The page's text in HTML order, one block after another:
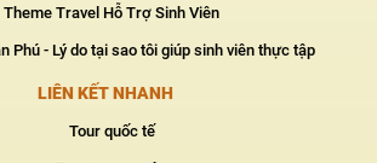
Theme Travel Hỗ Trợ Sinh Viên
Phú - Lý do tại sao tôi giúp sinh viên thực tập
LIÊN KẾT NHANH
Tour quốc tế